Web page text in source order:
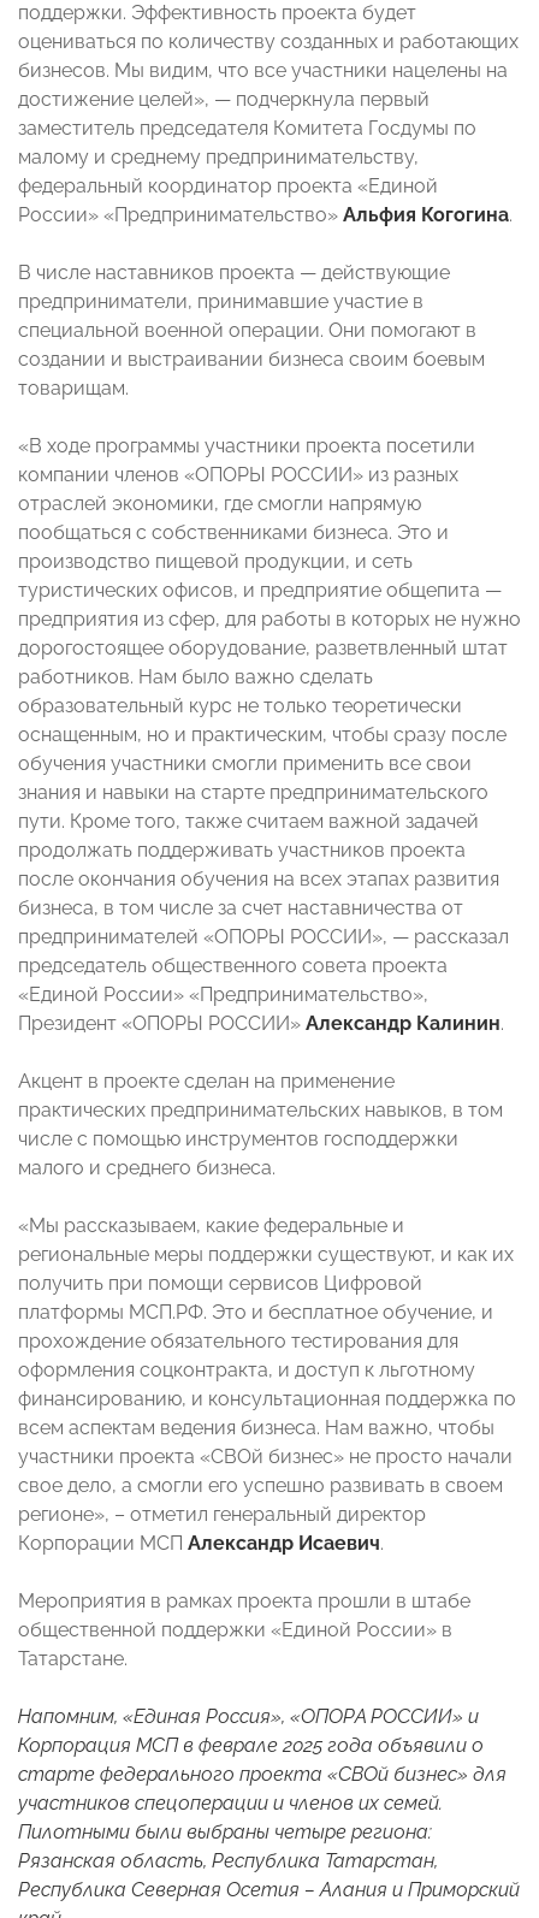
поддержки. Эффективность проекта будет
оцениваться по количеству созданных и работающих
бизнесов. Мы видим, что все участники нацелены на
достижение целей», — подчеркнула первый
заместитель председателя Комитета Госдумы по
малому и среднему предпринимательству,
федеральный координатор проекта «Единой
России» «Предпринимательство» Альфия Когогина.
В числе наставников проекта — действующие
предприниматели, принимавшие участие в
специальной военной операции. Они помогают в
создании и выстраивании бизнеса своим боевым
товарищам.
«В ходе программы участники проекта посетили
компании членов «ОПОРЫ РОССИИ» из разных
отраслей экономики, где смогли напрямую
пообщаться с собственниками бизнеса. Это и
производство пищевой продукции, и сеть
туристических офисов, и предприятие общепита —
предприятия из сфер, для работы в которых не нужно
дорогостоящее оборудование, разветвленный штат
работников. Нам было важно сделать
образовательный курс не только теоретически
оснащенным, но и практическим, чтобы сразу после
обучения участники смогли применить все свои
знания и навыки на старте предпринимательского
пути. Кроме того, также считаем важной задачей
продолжать поддерживать участников проекта
после окончания обучения на всех этапах развития
бизнеса, в том числе за счет наставничества от
предпринимателей «ОПОРЫ РОССИИ», — рассказал
председатель общественного совета проекта
«Единой России» «Предпринимательство»,
Президент «ОПОРЫ РОССИИ» Александр Калинин.
Акцент в проекте сделан на применение
практических предпринимательских навыков, в том
числе с помощью инструментов господдержки
малого и среднего бизнеса.
«Мы рассказываем, какие федеральные и
региональные меры поддержки существуют, и как их
получить при помощи сервисов Цифровой
платформы МСП.РФ. Это и бесплатное обучение, и
прохождение обязательного тестирования для
оформления соцконтракта, и доступ к льготному
финансированию, и консультационная поддержка по
всем аспектам ведения бизнеса. Нам важно, чтобы
участники проекта «СВОй бизнес» не просто начали
свое дело, а смогли его успешно развивать в своем
регионе», – отметил генеральный директор
Корпорации МСП Александр Исаевич.
Мероприятия в рамках проекта прошли в штабе
общественной поддержки «Единой России» в
Татарстане.
Напомним, «Единая Россия», «ОПОРА РОССИИ» и
Корпорация МСП в феврале 2025 года объявили о
старте федерального проекта «СВОй бизнес» для
участников спецоперации и членов их семей.
Пилотными были выбраны четыре региона:
Рязанская область, Республика Татарстан,
Республика Северная Осетия – Алания и Приморский